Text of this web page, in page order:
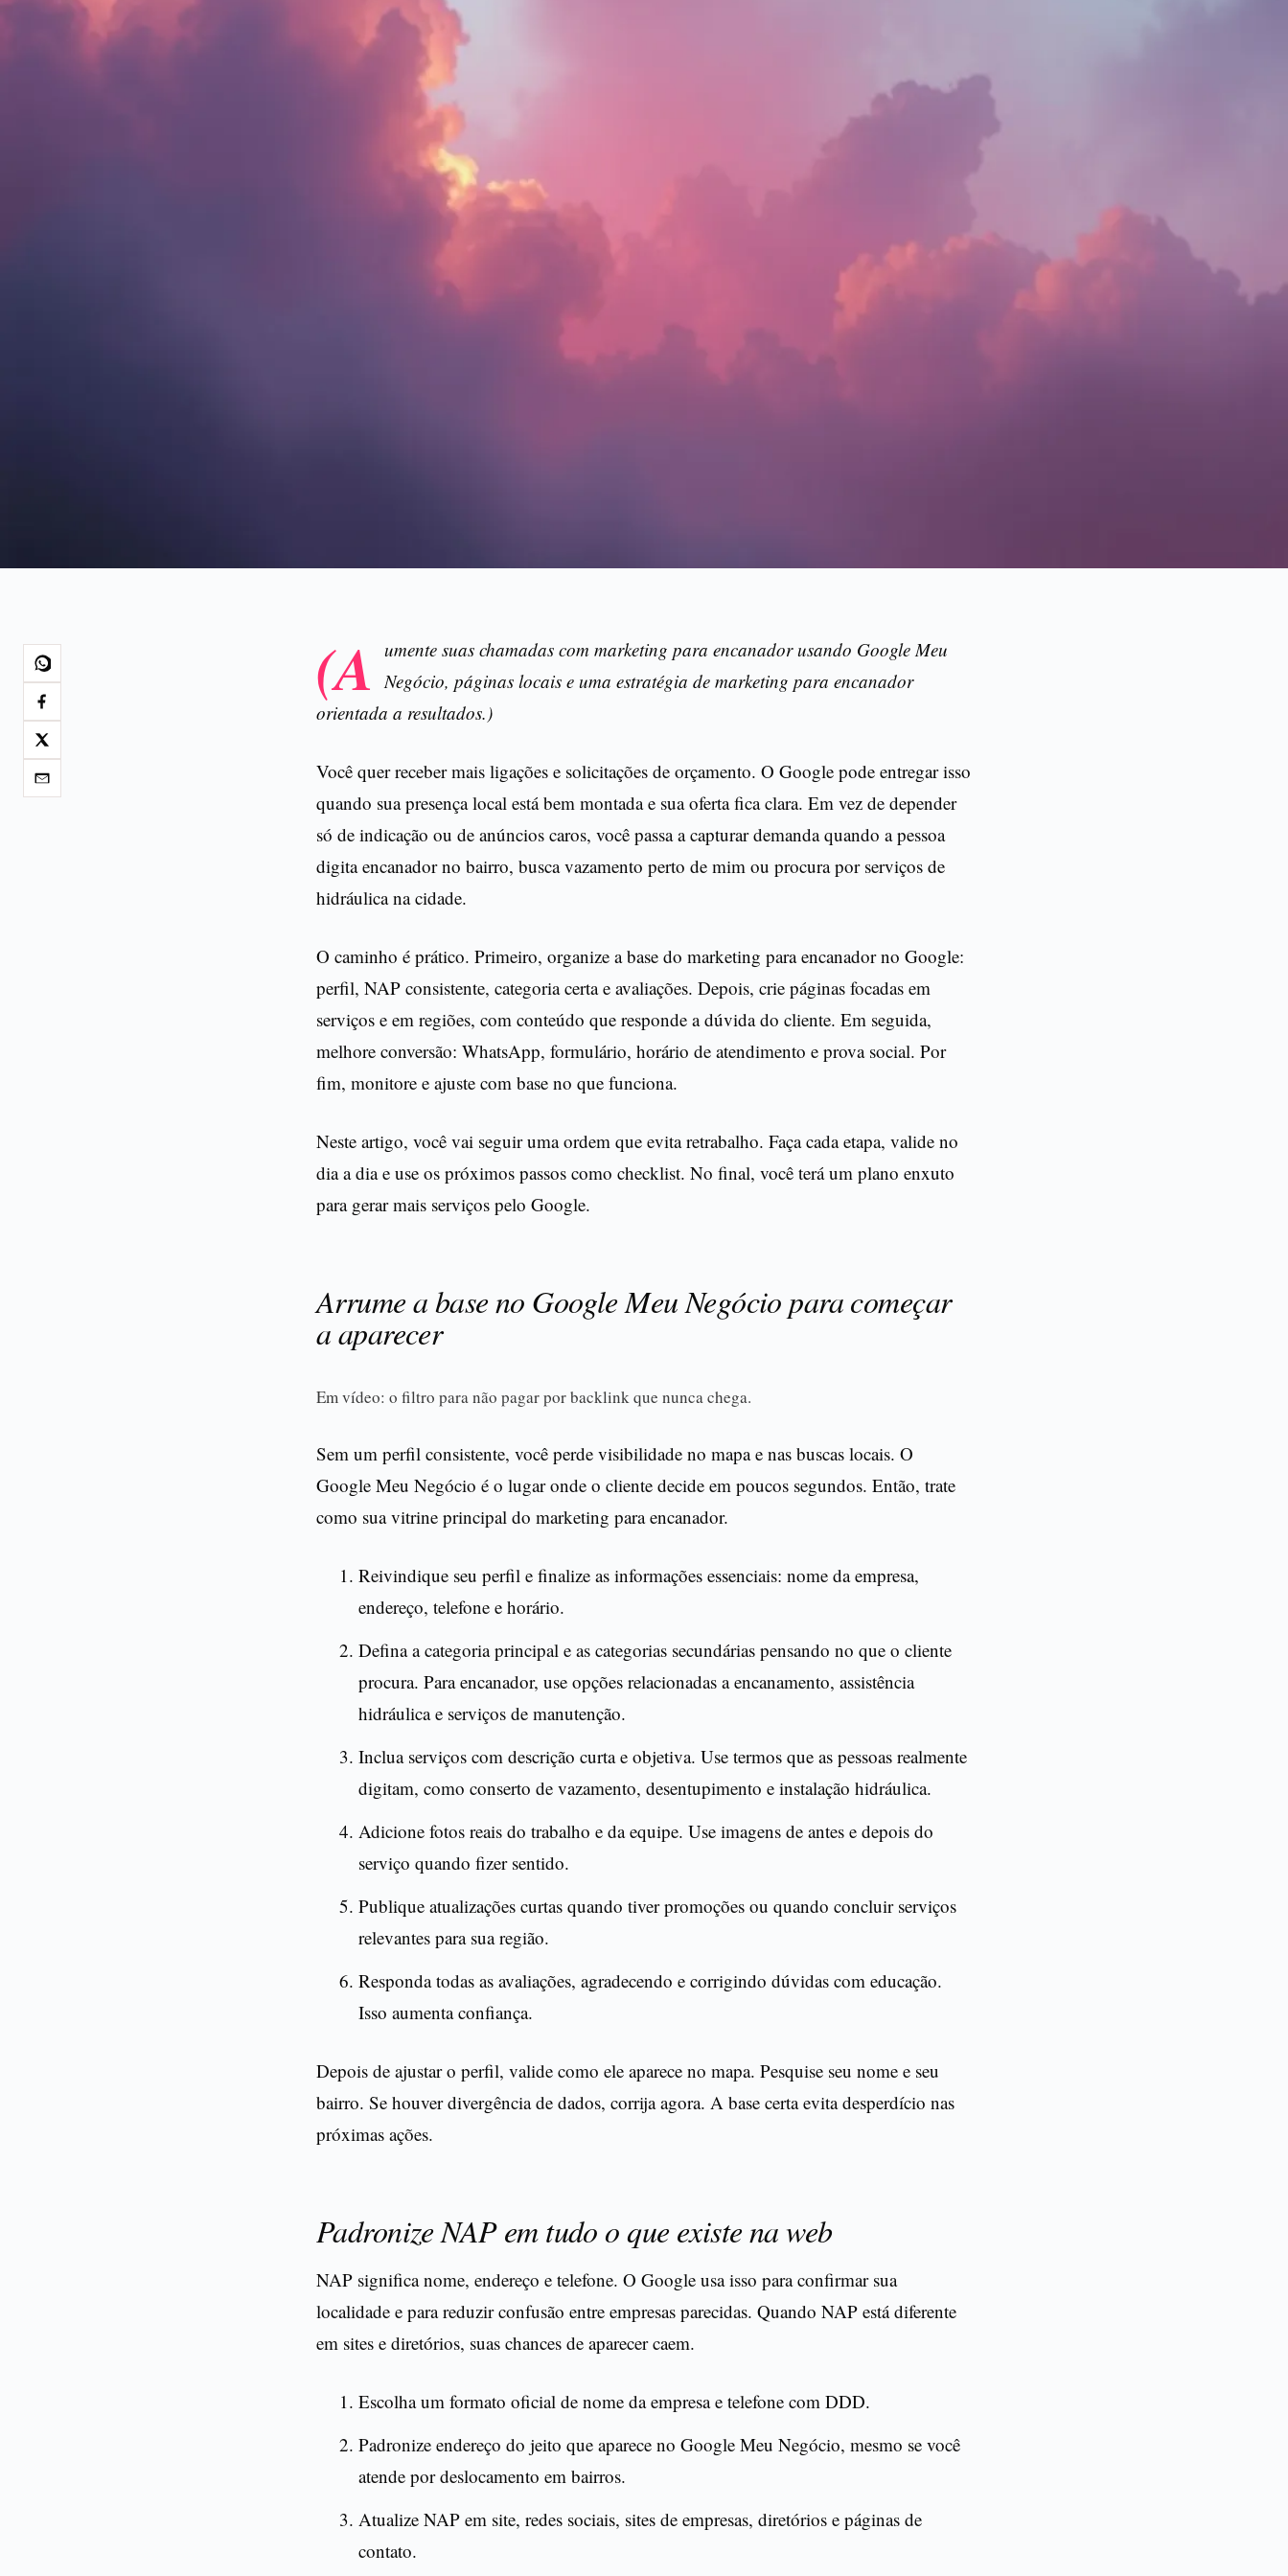
(A umente suas chamadas com marketing para encanador usando Google Meu
Negócio, páginas locais e uma estratégia de marketing para encanador
orientada a resultados.)
Você quer receber mais ligações e solicitações de orçamento. O Google pode entregar isso
quando sua presença local está bem montada e sua oferta fica clara. Em vez de depender
só de indicação ou de anúncios caros, você passa a capturar demanda quando a pessoa
digita encanador no bairro, busca vazamento perto de mim ou procura por serviços de
hidráulica na cidade.
O caminho é prático. Primeiro, organize a base do marketing para encanador no Google:
perfil, NAP consistente, categoria certa e avaliações. Depois, crie páginas focadas em
serviços e em regiões, com conteúdo que responde a dúvida do cliente. Em seguida,
melhore conversão: WhatsApp, formulário, horário de atendimento e prova social. Por
fim, monitore e ajuste com base no que funciona.
Neste artigo, você vai seguir uma ordem que evita retrabalho. Faça cada etapa, valide no
dia a dia e use os próximos passos como checklist. No final, você terá um plano enxuto
para gerar mais serviços pelo Google.
Arrume a base no Google Meu Negócio para começar
a aparecer
Em vídeo: o filtro para não pagar por backlink que nunca chega.
Sem um perfil consistente, você perde visibilidade no mapa e nas buscas locais. O
Google Meu Negócio é o lugar onde o cliente decide em poucos segundos. Então, trate
como sua vitrine principal do marketing para encanador.
Reivindique seu perfil e finalize as informações essenciais: nome da empresa,
endereço, telefone e horário.
Defina a categoria principal e as categorias secundárias pensando no que o cliente
procura. Para encanador, use opções relacionadas a encanamento, assistência
hidráulica e serviços de manutenção.
Inclua serviços com descrição curta e objetiva. Use termos que as pessoas realmente
digitam, como conserto de vazamento, desentupimento e instalação hidráulica.
Adicione fotos reais do trabalho e da equipe. Use imagens de antes e depois do
serviço quando fizer sentido.
Publique atualizações curtas quando tiver promoções ou quando concluir serviços
relevantes para sua região.
Responda todas as avaliações, agradecendo e corrigindo dúvidas com educação.
Isso aumenta confiança.
Depois de ajustar o perfil, valide como ele aparece no mapa. Pesquise seu nome e seu
bairro. Se houver divergência de dados, corrija agora. A base certa evita desperdício nas
próximas ações.
Padronize NAP em tudo o que existe na web
NAP significa nome, endereço e telefone. O Google usa isso para confirmar sua
localidade e para reduzir confusão entre empresas parecidas. Quando NAP está diferente
em sites e diretórios, suas chances de aparecer caem.
Escolha um formato oficial de nome da empresa e telefone com DDD.
Padronize endereço do jeito que aparece no Google Meu Negócio, mesmo se você
atende por deslocamento em bairros.
Atualize NAP em site, redes sociais, sites de empresas, diretórios e páginas de
contato.